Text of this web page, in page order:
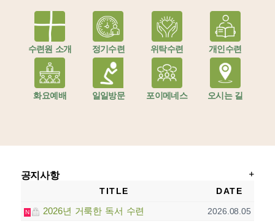
수련원 소개 정기수련 위탁수련 개인수련
화요예배 일일방문 포이메네스 오시는 길
공지사항
TITLE DATE
N 2026년 거룩한 독서 수련 2026.08.05